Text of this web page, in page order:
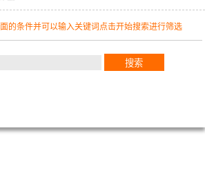
的条件并可以输入关键词点击开始搜索进行筛选